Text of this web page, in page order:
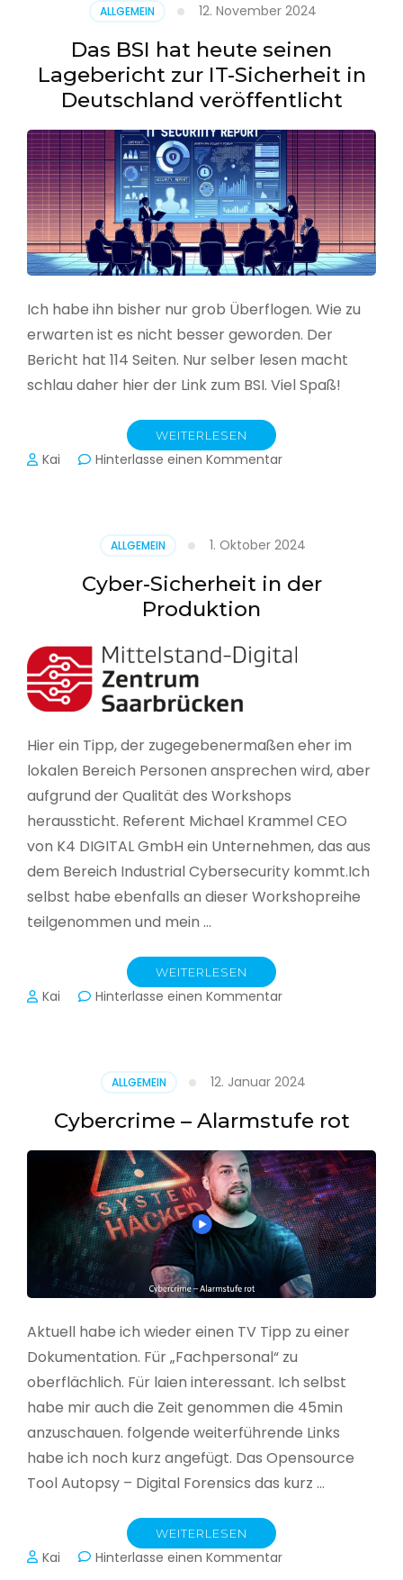
aus
CSV
erstellen
ALLGEMEIN 12. November 2024
Das BSI hat heute seinen
Lagebericht zur IT-Sicherheit in
Deutschland veröffentlicht
Ich habe ihn bisher nur grob Überflogen. Wie zu
erwarten ist es nicht besser geworden. Der
Bericht hat 114 Seiten. Nur selber lesen macht
schlau daher hier der Link zum BSI. Viel Spaß!
WEITERLESEN
Kai Hinterlasse einen Kommentarzu
seinen
Lagebericht
zur
in
Deutschland
ALLGEMEIN 1. Oktober 2024
Cyber-Sicherheit in der
Produktion
Hier ein Tipp, der zugegebenermaßen eher im
lokalen Bereich Personen ansprechen wird, aber
aufgrund der Qualität des Workshops
heraussticht. Referent Michael Krammel CEO
von K4 DIGITAL GmbH ein Unternehmen, das aus
dem Bereich Industrial Cybersecurity kommt.Ich
selbst habe ebenfalls an dieser Workshopreihe
teilgenommen und mein …
WEITERLESEN
Kai Hinterlasse einen Kommentarzu
Produktion
ALLGEMEIN 12. Januar 2024
Cybercrime – Alarmstufe rot
Aktuell habe ich wieder einen TV Tipp zu einer
Dokumentation. Für „Fachpersonal“ zu
oberflächlich. Für laien interessant. Ich selbst
habe mir auch die Zeit genommen die 45min
anzuschauen. folgende weiterführende Links
habe ich noch kurz angefügt. Das Opensource
Tool Autopsy – Digital Forensics das kurz …
WEITERLESEN
Kai Hinterlasse einen Kommentarzu